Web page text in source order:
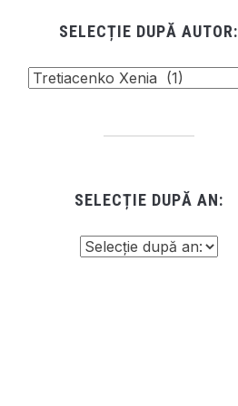
SELECȚIE DUPĂ AUTOR:
SELECȚIE DUPĂ AN: